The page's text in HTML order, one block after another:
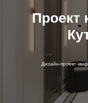
Проект
Дизайн-проект